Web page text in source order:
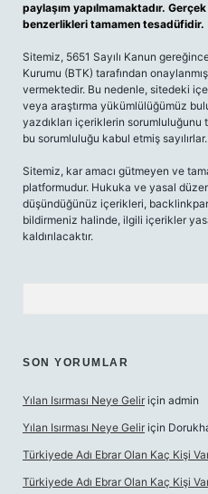
paylaşım yapılmamaktadır.
benzerlikleri tamamen tesadüfidir.
Sitemiz, 5651 Sayılı Kanun
Kurumu (BTK) tarafından
vermektedir. Bu nedenle, sitedeki
veya araştırma yükümlülüğümüz
yazdıkları içeriklerin
bu sorumluluğu kabul etmiş sayılırlar.
Sitemiz, kar amacı gütmeyen ve
platformudur. Hukuka ve yasal
düşündüğünüz içerikleri,
bildirmeniz halinde, ilgili içerikler
kaldırılacaktır.
SON YORUMLAR
Yılan Isırması Neye Gelir için admin
Yılan Isırması Neye Gelir için
Türkiyede Adı Ebrar Olan Kaç Kişi
Türkiyede Adı Ebrar Olan Kaç Kişi